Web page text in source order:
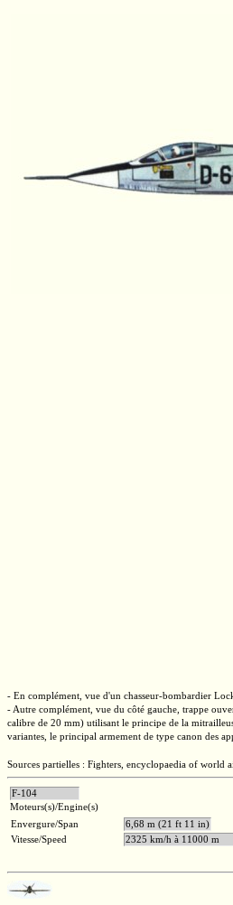
- En complément, vue d'un chasseur-bombardier
- Autre complément, vue du côté gauche, trappe
calibre de 20 mm) utilisant le principe de la
variantes, le principal armement de type canon des
Sources partielles : Fighters, encyclopaedia of world
F-104
Moteurs(s)/Engine(s)
Envergure/Span
6,68 m (21 ft 11 in)
Vitesse/Speed
2325 km/h à 11000